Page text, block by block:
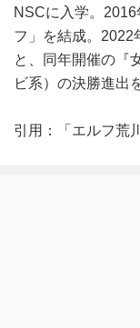
NSCに入学。
フ」を結成。2022
と、同年開催の『
ビ系）の決勝進出
引用：「エルフ荒